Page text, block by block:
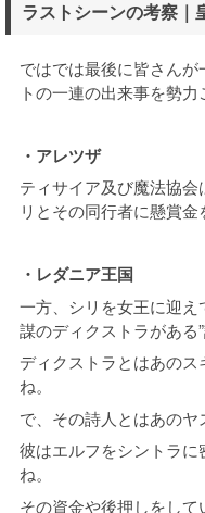
ラストシーンの考察｜
ではでは最後に皆さん
トの一連の出来事を勢力
・アレツザ
ティサイア及び魔法協
リとその同行者に懸賞金
・レダニア王国
一方、シリを女王に迎
謀のディクストラがある
ディクストラとはあの
ね。
で、その詩人とはあのヤ
彼はエルフをシントラ
ね。
その資金や後押しをし